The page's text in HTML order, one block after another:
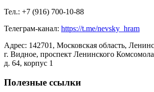
Тел.: +7 (916) 700-10-88
Телеграм-канал: https://t.me/nevsky_hram
Адрес: 142701, Московская область,
г. Видное, проспект Ленинского
д. 64, корпус 1
Полезные ссылки